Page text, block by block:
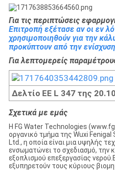
Για τις περιπτώσεις
Επιτροπή εξέτασε αν οι εν
χρησιμοποιηθούν για την
προκύπτουν από την
Για λεπτομερείς
Δελτίο ΕΕ L 347 της
Σχετικά με εμάς
Η FG Water Technologies
οργανικό τμήμα της Wuxi
Ltd., η οποία είναι μια υψηλής
ενσωματώνει το σχεδιασμό, την
εξοπλισμού επεξεργασίας
εξυπηρετούν τους κύριους